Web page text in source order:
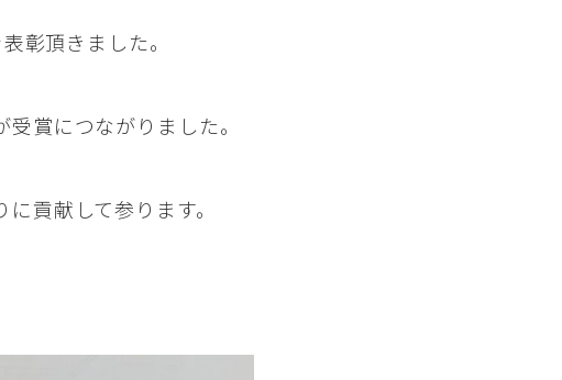
彰頂きました。
賞につながりました。
貢献して参ります。